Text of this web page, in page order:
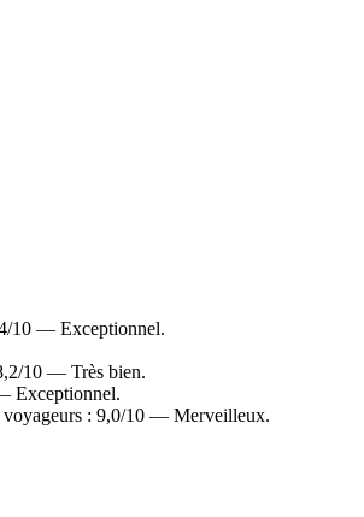
10 — Exceptionnel.
10 — Très bien.
Exceptionnel.
: 9,0/10 — Merveilleux.